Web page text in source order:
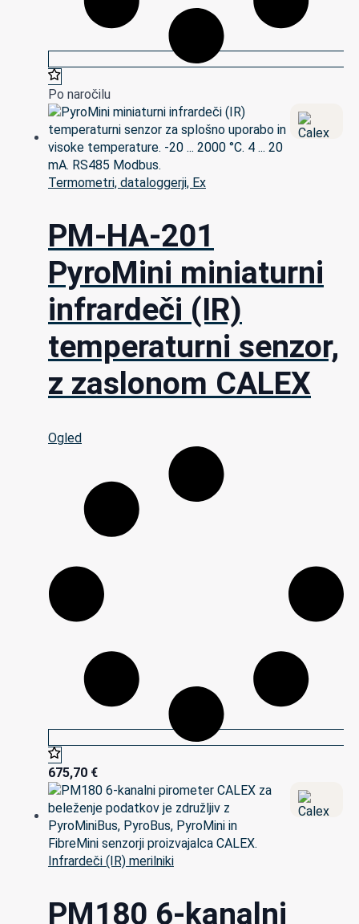
Po naročilu
Termometri, dataloggerji, Ex
PM-HA-201
PyroMini miniaturni
infrardeči (IR)
temperaturni senzor,
z zaslonom CALEX
Ogled
675,70 €
Infrardeči (IR) merilniki
PM180 6-kanalni